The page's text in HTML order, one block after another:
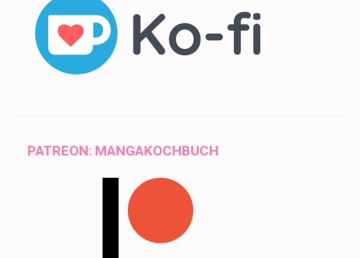
PATREON: MANGAKOCHBUCH